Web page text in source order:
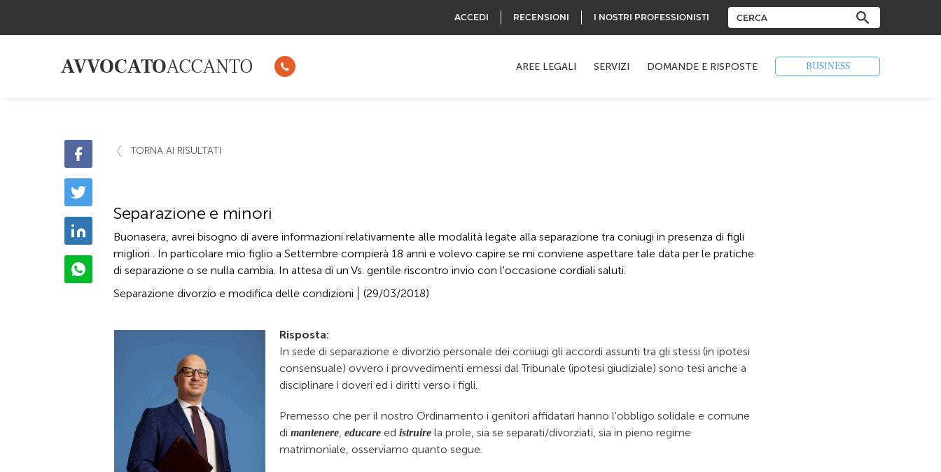
ACCEDI RECENSIONI I NOSTRI PROFESSIONISTI
AVVOCATOACCANTO AREE LEGALI SERVIZI DOMANDE E RISPOSTE BUSINESS
TORNA AI RISULTATI
Separazione e minori
Buonasera, avrei bisogno di avere informazioni relativamente alle modalità legate alla separazione tra coniugi in presenza di figli
migliori . In particolare mio figlio a Settembre compierà 18 anni e volevo capire se mi conviene aspettare tale data per le pratiche
di separazione o se nulla cambia. In attesa di un Vs. gentile riscontro invio con l'occasione cordiali saluti.
Separazione divorzio e modifica delle condizioni
(29/03/2018)
Risposta:
In sede di separazione e divorzio personale dei coniugi gli accordi assunti tra gli stessi (in ipotesi
consensuale) ovvero i provvedimenti emessi dal Tribunale (ipotesi giudiziale) sono tesi anche a
disciplinare i doveri ed i diritti verso i figli.
Premesso che per il nostro Ordinamento i genitori affidatari hanno l'obbligo solidale e comune
di mantenere, educare ed istruire la prole, sia se separati/divorziati, sia in pieno regime
matrimoniale, osserviamo quanto segue.